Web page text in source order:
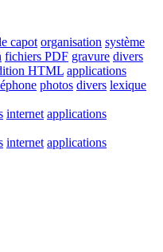
capot organisation système
fichiers PDF gravure divers
HTML applications
photos divers lexique
internet applications
internet applications